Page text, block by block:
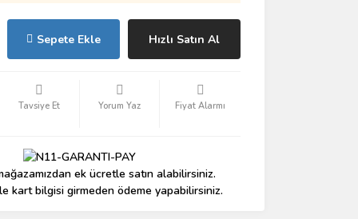
Sepete Ekle Hızlı Satın Al
Tavsiye Et Yorum Yaz Fiyat Alarmı
ek ücretle satın alabilirsiniz.
kart bilgisi girmeden ödeme yapabilirsiniz.